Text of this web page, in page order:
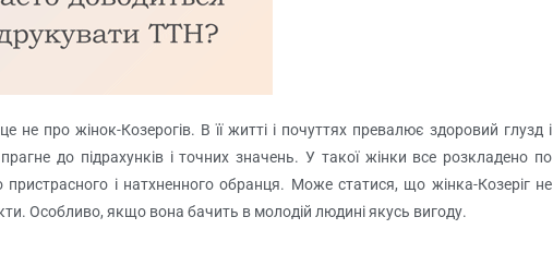
не про жінок-Козерогів. В її житті і почуттях превалює здоровий глузд і
до підрахунків і точних значень. У такої жінки все розкладено по
і натхненного обранця. Може статися, що жінка-Козеріг не
Особливо, якщо вона бачить в молодій людині якусь вигоду.